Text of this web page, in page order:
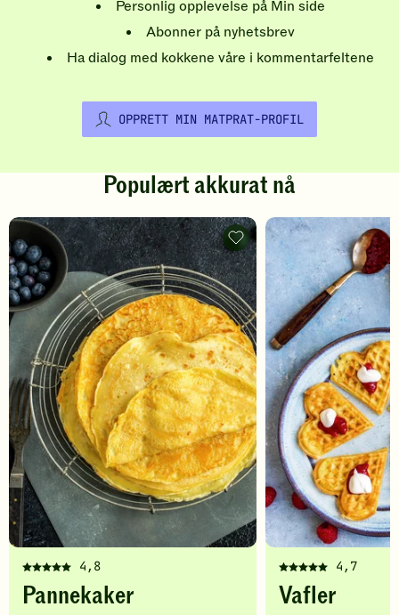
Personlig opplevelse på Min side
Abonner på nyhetsbrev
Ha dialog med kokkene våre i kommentarfeltene
OPPRETT MIN MATPRAT-PROFIL
Populært akkurat nå
4,8
Denne
oppskriften
Pannekaker
Pannekaker
-
legg
til
favoritter
4,7
Denne
oppskriften
Vafler